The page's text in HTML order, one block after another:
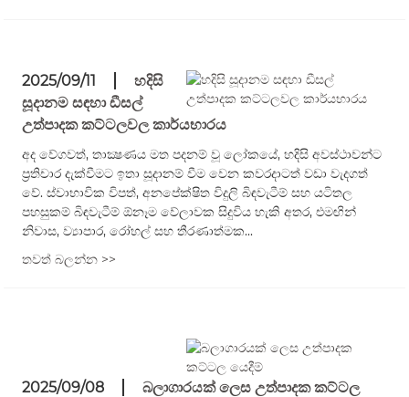
2025/09/11
හදිසි
සූදානම සඳහා ඩීසල්
උත්පාදක කට්ටලවල කාර්යභාරය
අද වේගවත්, තාක්‍ෂණය මත පදනම් වූ ලෝකයේ, හදිසි අවස්ථාවන්ට
ප්‍රතිචාර දැක්වීමට ඉතා සූදානම් වීම වෙන කවරදාටත් වඩා වැදගත්
වේ. ස්වාභාවික විපත්, අනපේක්ෂිත විදුලි බිඳවැටීම් සහ යටිතල
පහසුකම් බිඳවැටීම් ඕනෑම වේලාවක සිදුවිය හැකි අතර, එමඟින්
නිවාස, ව්‍යාපාර, රෝහල් සහ තීරණාත්මක...
තවත් බලන්න >>
2025/09/08
බලාගාරයක් ලෙස උත්පාදක කට්ටල